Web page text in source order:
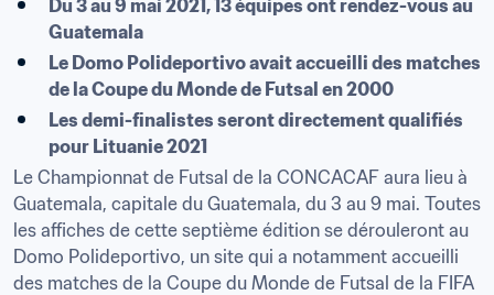
Du 3 au 9 mai 2021, 13 équipes ont rendez-vous au
Guatemala
Le Domo Polideportivo avait accueilli des matches
de la Coupe du Monde de Futsal en 2000
Les demi-finalistes seront directement qualifiés
pour Lituanie 2021
Le Championnat de Futsal de la CONCACAF aura lieu à
Guatemala, capitale du Guatemala, du 3 au 9 mai. Toutes
les affiches de cette septième édition se dérouleront au
Domo Polideportivo, un site qui a notamment accueilli
des matches de la Coupe du Monde de Futsal de la FIFA